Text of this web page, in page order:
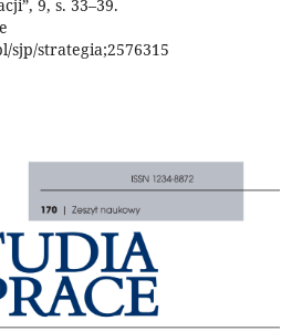
9, s. 33–39.
sjp/strategia;2576315